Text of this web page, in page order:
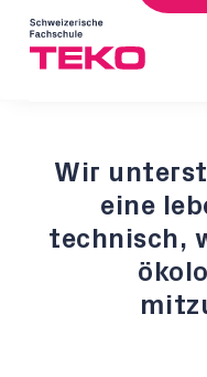
Wir
eine
technisch,